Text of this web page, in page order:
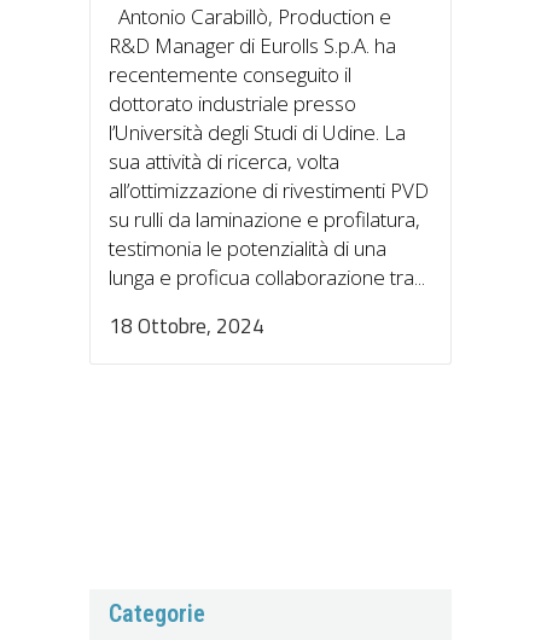
Antonio Carabillò, Production e
R&D Manager di Eurolls S.p.A. ha
recentemente conseguito il
dottorato industriale presso
l’Università degli Studi di Udine. La
sua attività di ricerca, volta
all’ottimizzazione di rivestimenti PVD
su rulli da laminazione e profilatura,
testimonia le potenzialità di una
lunga e proficua collaborazione tra...
18 Ottobre, 2024
Categorie